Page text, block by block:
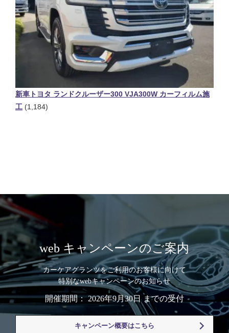
新車トヨタ ランドクルーザー300 VJA300W カーフィルム施
工 (1,184)
web キャンペーンのご案内
カーケアグランツをご利用のお客様に向けて
特別なwebキャンペーンのお知らせ
開催期間： 2026年9月30日 までの受付
キャンペーン概要はこちら